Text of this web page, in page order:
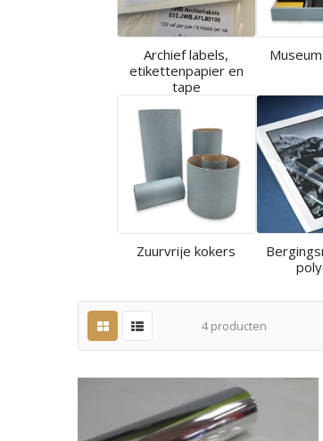
Archief labels,
etikettenpapier en
tape
Zuurvrije kokers
4producten